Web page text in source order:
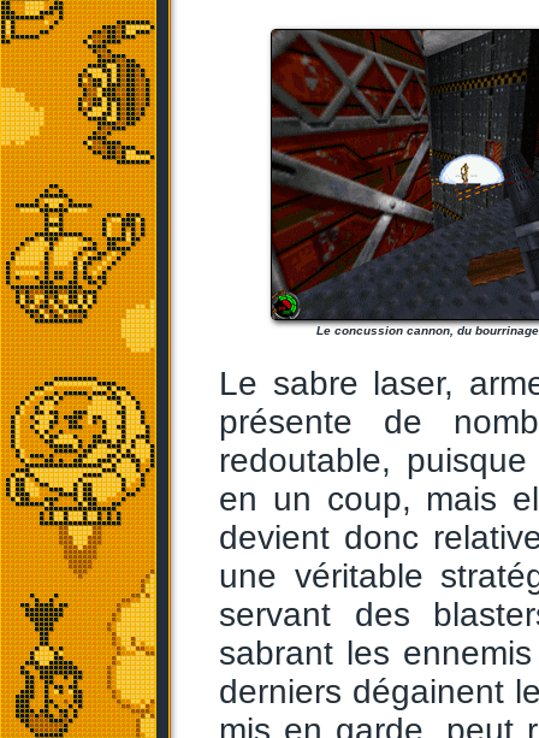
Le concussion cannon, du
Le sabre laser,
présente de
redoutable,
en un coup, mais
devient donc
une véritable
servant des
sabrant les
derniers dégainent
mis en garde, peut